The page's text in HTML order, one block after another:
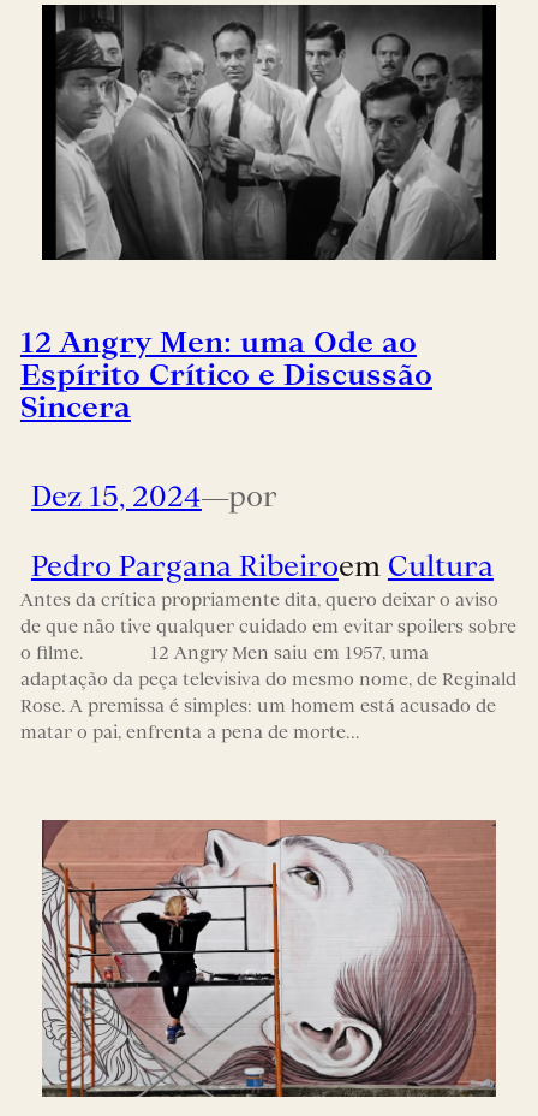
12 Angry Men: uma Ode ao
Espírito Crítico e Discussão
Sincera
Dez 15, 2024—por
Pedro Pargana Ribeiroem Cultura
Antes da crítica propriamente dita, quero deixar o aviso
de que não tive qualquer cuidado em evitar spoilers sobre
o filme. 12 Angry Men saiu em 1957, uma
adaptação da peça televisiva do mesmo nome, de Reginald
Rose. A premissa é simples: um homem está acusado de
matar o pai, enfrenta a pena de morte…